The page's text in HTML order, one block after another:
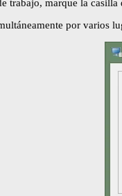
trabajo, marque la
por varios